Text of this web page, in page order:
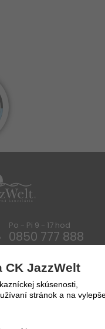
Po - Pi 9 - 17 hod
0850 777 888
CK JazzWelt
skúsenosti,
stránok a na